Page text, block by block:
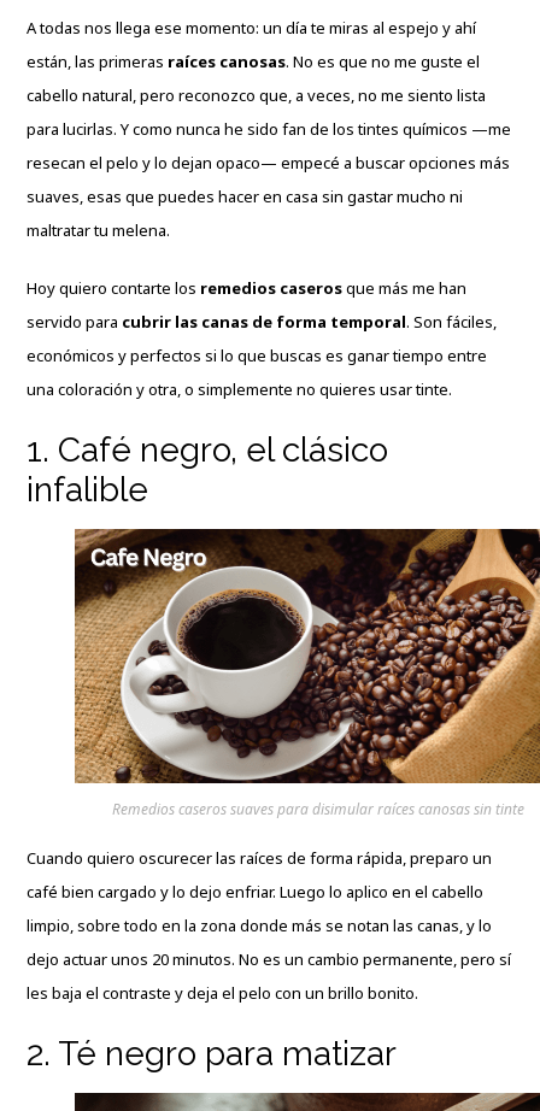
A todas nos llega ese momento: un día te miras al espejo y ahí
están, las primeras raíces canosas. No es que no me guste el
cabello natural, pero reconozco que, a veces, no me siento lista
para lucirlas. Y como nunca he sido fan de los tintes químicos —me
resecan el pelo y lo dejan opaco— empecé a buscar opciones más
suaves, esas que puedes hacer en casa sin gastar mucho ni
maltratar tu melena.
Hoy quiero contarte los remedios caserosque más me han
servido para cubrir las canas de forma temporal. Son fáciles,
económicos y perfectos si lo que buscas es ganar tiempo entre
una coloración y otra, o simplemente no quieres usar tinte.
1. Café negro, el clásico
infalible
Remedios caseros suaves para disimular raíces canosas sin tinte
Cuando quiero oscurecer las raíces de forma rápida, preparo un
café bien cargado y lo dejo enfriar. Luego lo aplico en el cabello
limpio, sobre todo en la zona donde más se notan las canas, y lo
dejo actuar unos 20 minutos. No es un cambio permanente, pero sí
les baja el contraste y deja el pelo con un brillo bonito.
2. Té negro para matizar